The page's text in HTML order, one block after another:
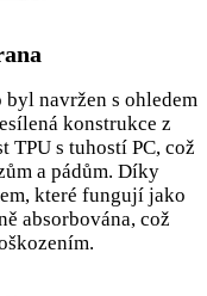
navržen s ohledem
konstrukce z
s tuhostí PC, což
a pádům. Díky
které fungují jako
absorbována, což